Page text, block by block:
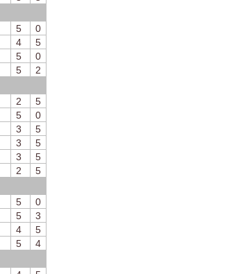
5
0
4
5
5
0
5
2
2
5
5
0
3
5
3
5
3
5
2
5
5
0
5
3
4
5
5
4